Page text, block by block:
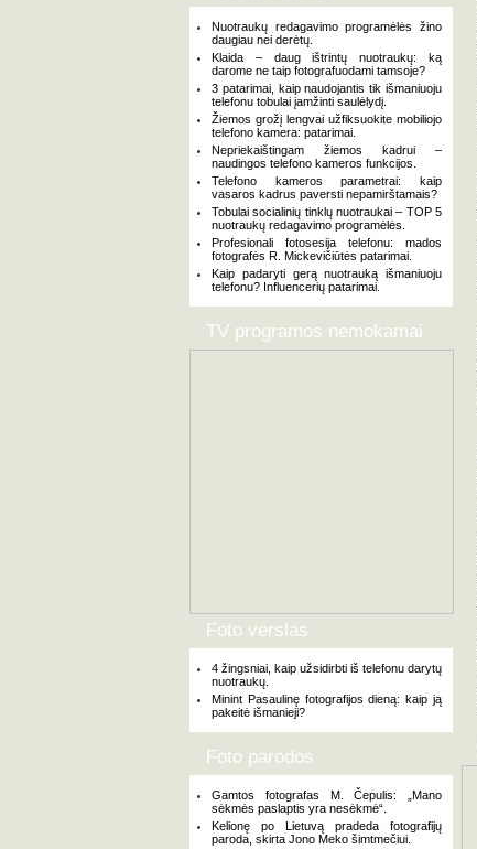
Nuotraukų redagavimo programėlės žino
daugiau nei derėtų.
Klaida – daug ištrintų nuotraukų: ką
darome ne taip fotografuodami tamsoje?
3 patarimai, kaip naudojantis tik išmaniuoju
telefonu tobulai įamžinti saulėlydį.
Žiemos grožį lengvai užfiksuokite mobiliojo
telefono kamera: patarimai.
Nepriekaištingam žiemos kadrui –
naudingos telefono kameros funkcijos.
Telefono kameros parametrai: kaip
vasaros kadrus paversti nepamirštamais?
Tobulai socialinių tinklų nuotraukai – TOP 5
nuotraukų redagavimo programėlės.
Profesionali fotosesija telefonu: mados
fotografės R. Mickevičiūtės patarimai.
Kaip padaryti gerą nuotrauką išmaniuoju
telefonu? Influencerių patarimai.
TV programos nemokamai
Foto verslas
4 žingsniai, kaip užsidirbti iš telefonu darytų
nuotraukų.
Minint Pasaulinę fotografijos dieną: kaip ją
pakeitė išmanieji?
Foto parodos
Gamtos fotografas M. Čepulis: „Mano
sėkmės paslaptis yra nesėkmė“.
Kelionę po Lietuvą pradeda fotografijų
paroda, skirta Jono Meko šimtmečiui.